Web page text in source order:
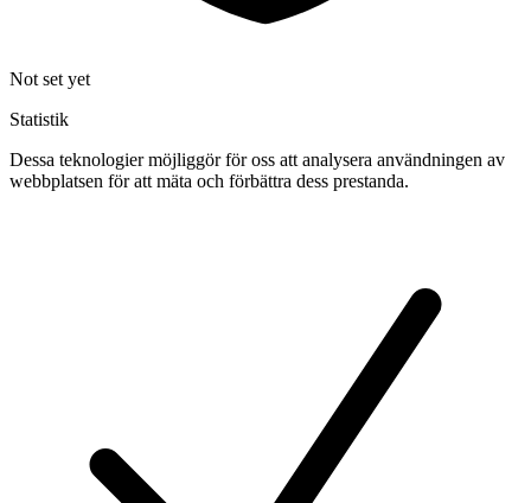
Not set yet
Statistik
Dessa teknologier möjliggör för oss att analysera användningen av
webbplatsen för att mäta och förbättra dess prestanda.